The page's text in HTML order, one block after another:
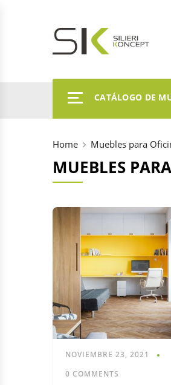
CATÁLOGO DE
Home Muebles para
MUEBLES
NOVIEMBRE 23, 2021
0 COMMENTS